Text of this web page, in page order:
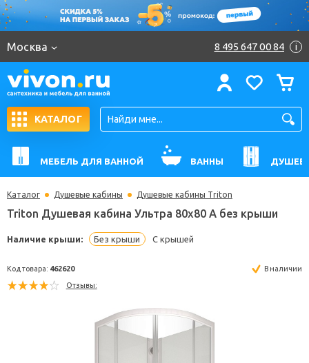
Москва 8 495 647 00 84 i
КАТАЛОГ
МЕБЕЛЬ ДЛЯ ВАННОЙ ВАННЫ
Каталог Душевые кабины Душевые кабины Triton
Triton Душевая кабина Ультра 80x80 А без крыши
Наличие крыши:
Отзывы: